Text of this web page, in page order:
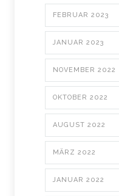
FEBRUAR 2023
JANUAR 2023
NOVEMBER 2022
OKTOBER 2022
AUGUST 2022
MÄRZ 2022
JANUAR 2022